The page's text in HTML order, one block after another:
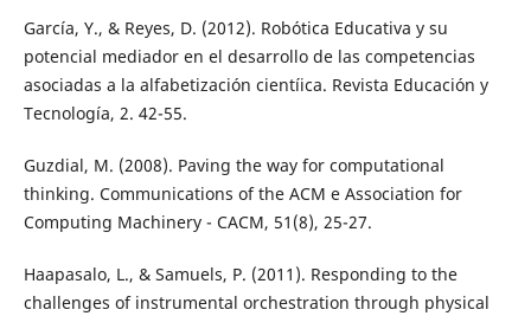
García, Y., & Reyes, D. (2012). Robótica Educativa y su
potencial mediador en el desarrollo de las competencias
asociadas a la alfabetización cientíica. Revista Educación y
Tecnología, 2. 42-55.
Guzdial, M. (2008). Paving the way for computational
thinking. Communications of the ACM e Association for
Computing Machinery - CACM, 51(8), 25-27.
Haapasalo, L., & Samuels, P. (2011). Responding to the
challenges of instrumental orchestration through physical